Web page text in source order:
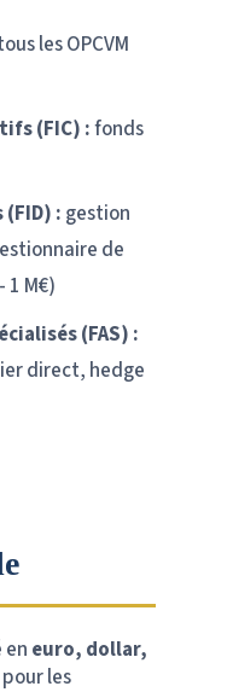
les OPCVM
(FIC) :fonds
: gestion
de
1 M€)
(FAS) :
direct, hedge
euro, dollar,
les